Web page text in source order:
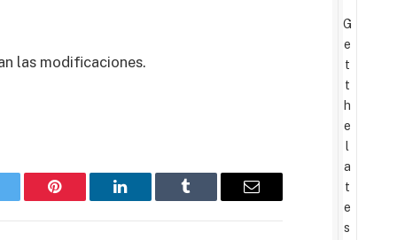
las modificaciones.
Pinterest LinkedIn Tumblr Email
G
e
t
t
h
e
l
a
t
e
s